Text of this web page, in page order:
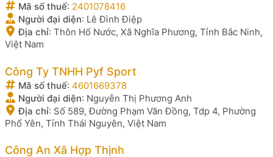
Mã số thuế: 2401078416
Người đại diện: Lê Đình Điệp
Địa chỉ: Thôn Hố Nước, Xã Nghĩa Phương, Tỉnh Bắc Ninh,
Việt Nam
Công Ty TNHH Pyf Sport
Mã số thuế: 4601669378
Người đại diện: Nguyễn Thị Phương Anh
Địa chỉ: Số 589, Đường Phạm Văn Đồng, Tdp 4, Phường
Phổ Yên, Tỉnh Thái Nguyên, Việt Nam
Công An Xã Hợp Thịnh